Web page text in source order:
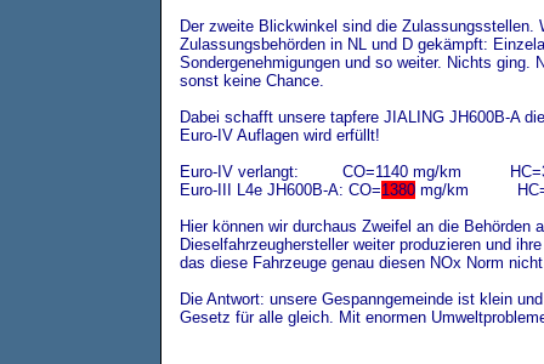
Der zweite Blickwinkel sind die Zulassungsstellen.
Zulassungsbehörden in NL und D gekämpft:
Sondergenehmigungen und so weiter. Nichts
sonst keine Chance.
Dabei schafft unsere tapfere JIALING JH600B-A
Euro-IV Auflagen wird erfüllt!
Euro-IV verlangt: CO=1140 mg/km
Euro-III L4e JH600B-A: CO=1380 mg/km
Hier können wir durchaus Zweifel an die
Dieselfahrzeughersteller weiter produzieren und
das diese Fahrzeuge genau diesen NOx Norm
Die Antwort: unsere Gespanngemeinde ist klein
Gesetz für alle gleich. Mit enormen